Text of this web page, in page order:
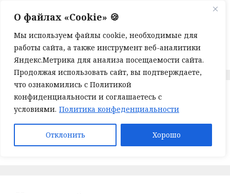
О файлах «Cookie» 🍪
Мы используем файлы cookie, необходимые для
работы сайта, а также инструмент веб-аналитики
Яндекс.Метрика для анализа посещаемости сайта.
Продолжая использовать сайт, вы подтверждаете,
что ознакомились с Политикой
конфиденциальности и соглашаетесь с
условиями. Политика конфеденциальности
Отклонить Хорошо
содержимому
Новости сериалов
Николь Кидман
Николь Кидман: личная жизнь, карьера и
последние проекты.